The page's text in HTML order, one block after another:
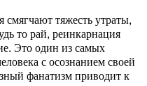
тяжесть утраты,
то рай, реинкарнация
Это один из самых
с осознанием своей
фанатизм приводит к